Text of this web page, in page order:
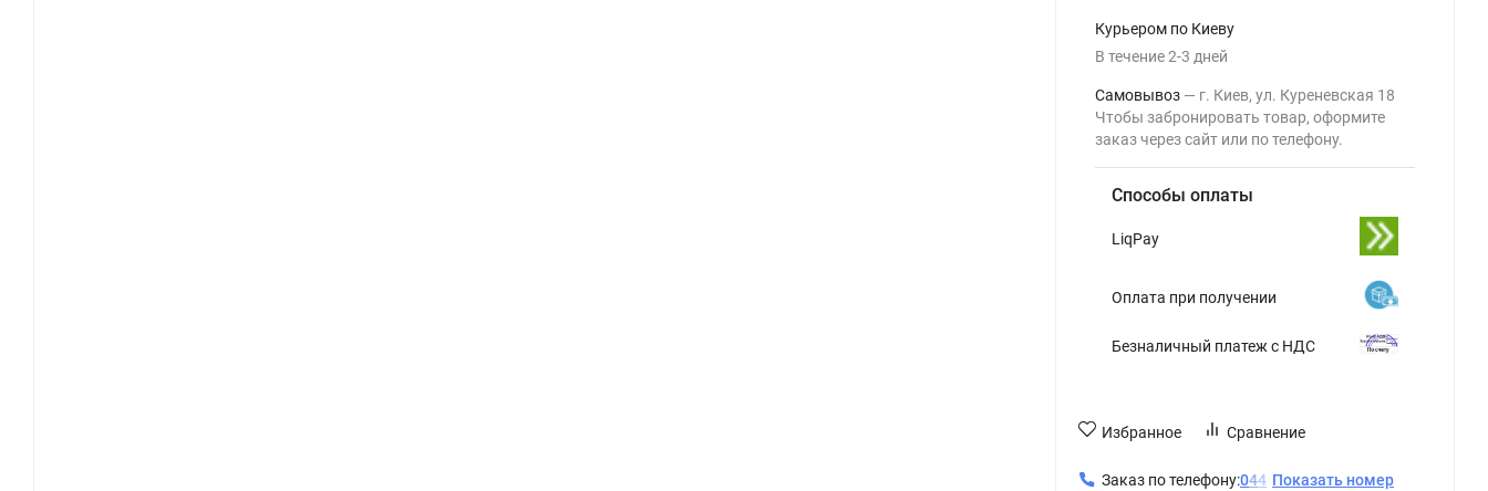
Курьером по Киеву
В течение2-3 дней
Самовывоз
г. Киев, ул. Куреневская 18
Чтобы забронировать товар, оформите
заказ через сайт или по телефону.
Способы оплаты
LiqPay
Оплата при получении
Безналичный платеж с НДС
Избранное Сравнение
Заказ по телефону:044 Показать номер